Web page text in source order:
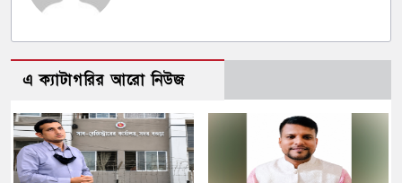
এ ক্যাটাগরির আরো নিউজ